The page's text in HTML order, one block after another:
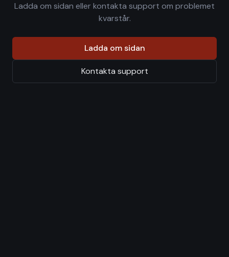
Ladda om sidan eller kontakta support om problemet
kvarstår.
Ladda om sidan
Kontakta support